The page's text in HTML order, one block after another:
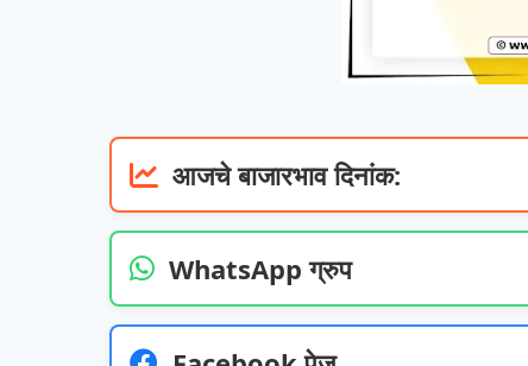
आजचे बाजारभाव दिनांक:
WhatsApp ग्रुप